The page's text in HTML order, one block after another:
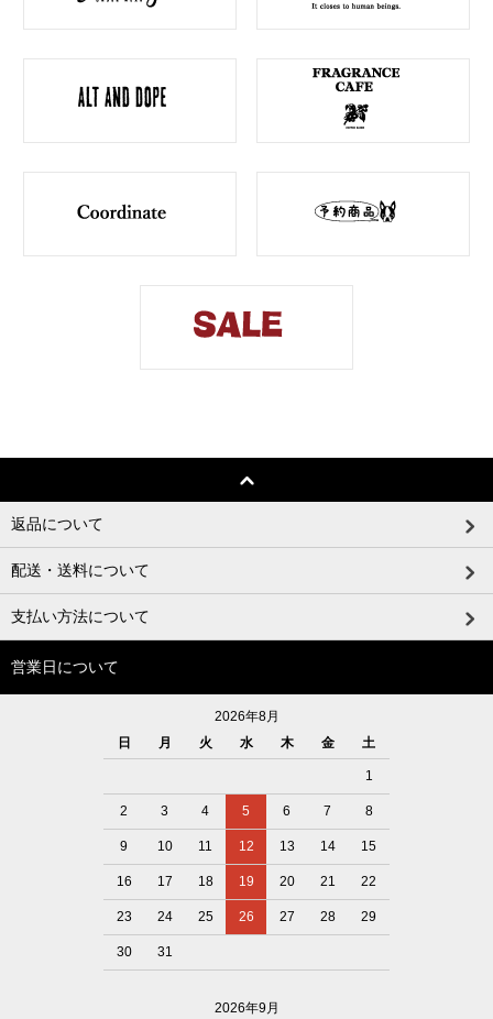
返品について
配送・送料について
支払い方法について
営業日について
2026年8月
日
月 火 水 木 金 土
1
2 3 4 5 6 7 8
9 10 11 12 13 14 15
16 17 18 19 20 21 22
23 24 25 26 27 28 29
30 31
2026年9月